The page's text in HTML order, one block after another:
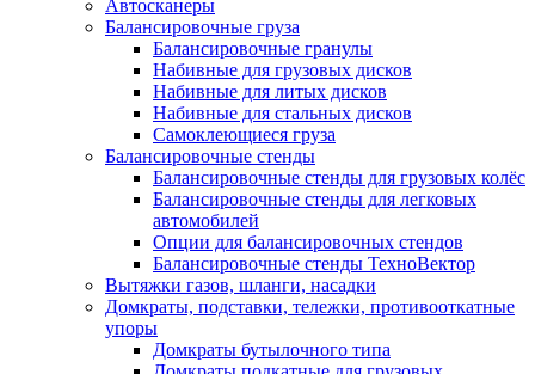
Автосканеры
Балансировочные груза
Балансировочные гранулы
Набивные для грузовых дисков
Набивные для литых дисков
Набивные для стальных дисков
Самоклеющиеся груза
Балансировочные стенды
Балансировочные стенды для грузовых колёс
Балансировочные стенды для легковых
автомобилей
Опции для балансировочных стендов
Балансировочные стенды ТехноВектор
Вытяжки газов, шланги, насадки
Домкраты, подставки, тележки, противооткатные
упоры
Домкраты бутылочного типа